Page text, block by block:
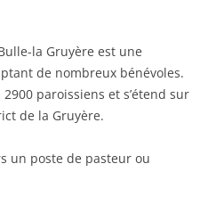
la Gruyère est une
de nombreux bénévoles.
2900 paroissiens et s’étend sur
de la Gruyère.
un poste de pasteur ou